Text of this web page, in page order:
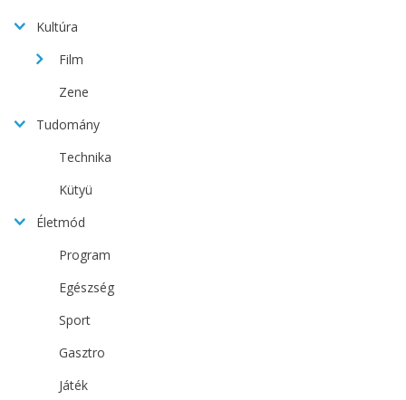
Kultúra
Film
Zene
Tudomány
Technika
Kütyü
Életmód
Program
Egészség
Sport
Gasztro
Játék